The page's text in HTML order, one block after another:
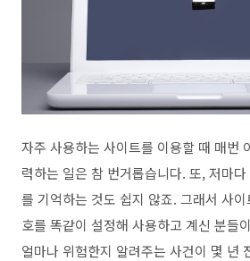
자주 사용하는 사이트를 이용할 때 매번
력하는 일은 참 번거롭습니다. 또, 저마
를 기억하는 것도 쉽지 않죠. 그래서 사
호를 똑같이 설정해 사용하고 계신 분들
얼마나 위험한지 알려주는 사건이 몇 년